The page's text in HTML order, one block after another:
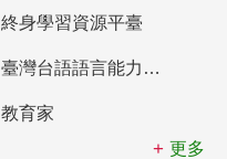
終身學習資源平臺
臺灣台語語言能力認證網站
教育家
更多